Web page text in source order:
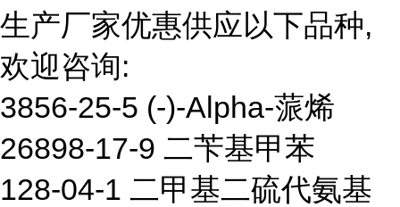
生产厂家优惠供应以下品种,
欢迎咨询:
3856-25-5 (-)-Alpha-蒎烯
26898-17-9 二苄基甲苯
128-04-1 二甲基二硫代氨基